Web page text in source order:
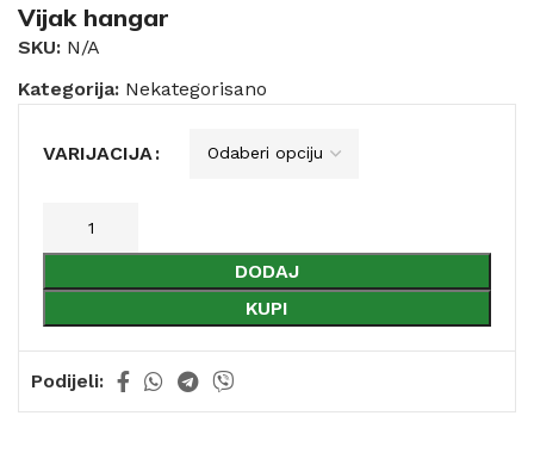
Vijak hangar
SKU: N/A
Kategorija: Nekategorisano
VARIJACIJA
DODAJ
KUPI
Podijeli: